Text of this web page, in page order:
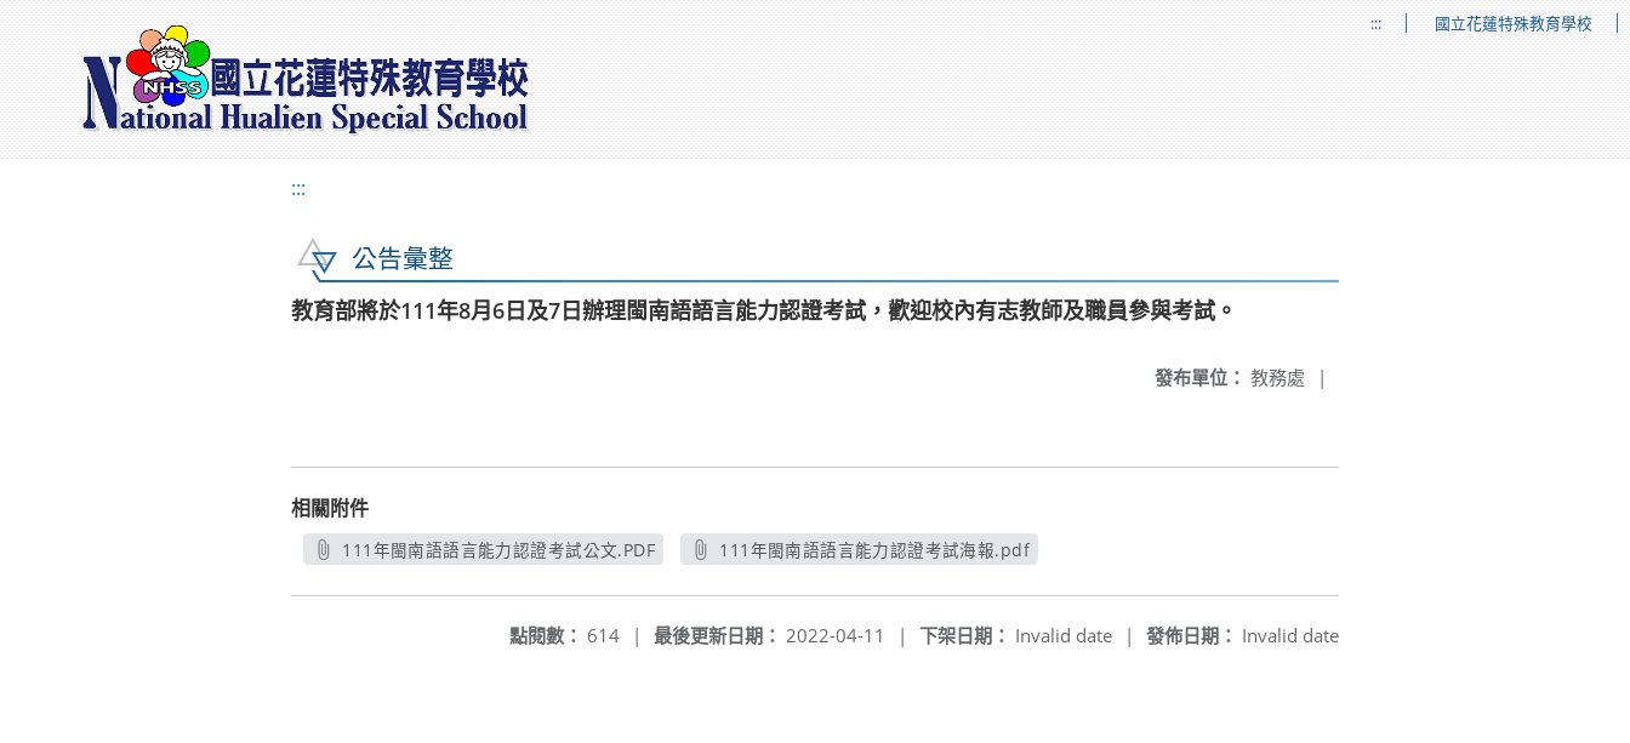
::: 國立花蓮特殊教育學校
:::
公告彙整
教育部將於111年8月6日及7日辦理閩南語語言能力認證考試，歡迎校內有志教師及職員參與考試。
發布單位： 教務處 |
相關附件
111年閩南語語言能力認證考試公文.PDF
111年閩南語語言能力認證考試海報.pdf
發佈日期： Invalid date
下架日期： Invalid date |
最後更新日期： 2022-04-11 |
點閱數： 614 |